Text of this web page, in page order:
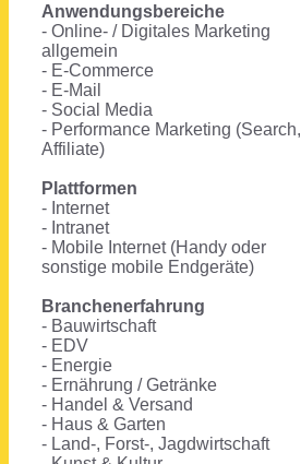
Anwendungsbereiche
- Online- / Digitales Marketing
allgemein
- E-Commerce
- E-Mail
- Social Media
- Performance Marketing (Search,
Affiliate)
Plattformen
- Internet
- Intranet
- Mobile Internet (Handy oder
sonstige mobile Endgeräte)
Branchenerfahrung
- Bauwirtschaft
- EDV
- Energie
- Ernährung / Getränke
- Handel & Versand
- Haus & Garten
- Land-, Forst-, Jagdwirtschaft